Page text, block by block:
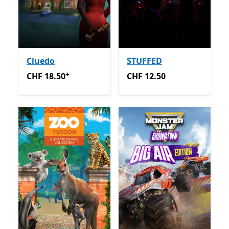
Cluedo
CHF 18.50Enthält In-App-Käufe
CHF 18.50+
STUFFED
CHF 12.50
CHF 12.50